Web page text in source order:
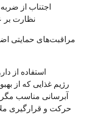
اجتناب از
نظارت بر
مراقبت‌های حمایتی
استفاده از
رژیم غذایی که از
آبرسانی مناسب مگر
حرکت و قرارگیری